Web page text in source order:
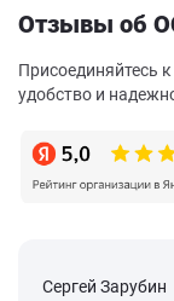
Отзывы об
Присоединяйтесь
удобство и
Сергей Зарубин